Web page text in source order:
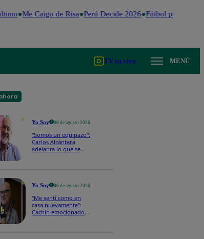
Me Caigo de Risa Perú Decide 2026 Fútbol peruano
TV en vivo MENÚ
Yo Soy 06 de agosto 2026
"Somos un equipazo":
Carlos Alcántara
adelanta lo que se
Yo Soy 06 de agosto 2026
"Me sentí como en
casa nuevamente":
Cachín emocionado